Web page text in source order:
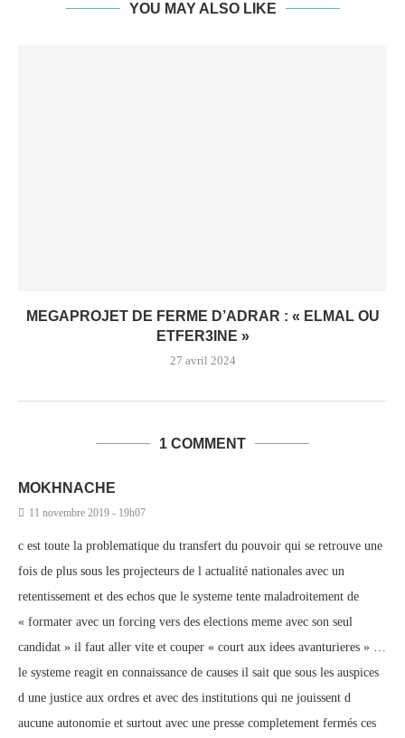
YOU MAY ALSO LIKE
MEGAPROJET DE FERME D’ADRAR : « ELMAL OU
ETFER3INE »
27 avril 2024
1 COMMENT
MOKHNACHE
11 novembre 2019 - 19h07
c est toute la problematique du transfert du pouvoir qui se retrouve une
fois de plus sous les projecteurs de l actualité nationales avec un
retentissement et des echos que le systeme tente maladroitement de
« formater avec un forcing vers des elections meme avec son seul
candidat » il faut aller vite et couper « court aux idees avanturieres » …
le systeme reagit en connaissance de causes il sait que sous les auspices
d une justice aux ordres et avec des institutions qui ne jouissent d
aucune autonomie et surtout avec une presse completement fermés ces